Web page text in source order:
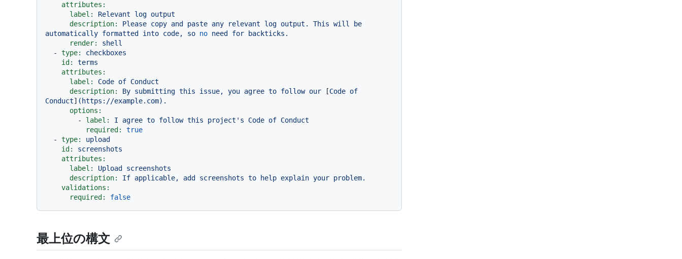
attributes:
label:
Relevant log output
description:
Please copy and paste any relevant log output. This will
be
automatically formatted into code, so no need for
backticks.
render:
shell
-
type:
checkboxes
id:
terms
attributes:
label:
Code of Conduct
description:
By submitting this issue, you agree to follow our [Code of
Conduct] (https://example.com).
options:
-
label: I agree to follow this project's Code of Conduct
required:
true
-
type:
upload
id:
screenshots
attributes:
label:
Upload
screenshots
description:
If applicable, add screenshots to help explain your problem.
validations:
required:
false
最上位の構文